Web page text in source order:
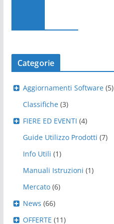
Categorie
Aggiornamenti Software (5)
Classifiche (3)
FIERE ED EVENTI (4)
Guide Utilizzo Prodotti (7)
Info Utili (1)
Manuali Istruzioni (1)
Mercato (6)
News (66)
OFFERTE (11)